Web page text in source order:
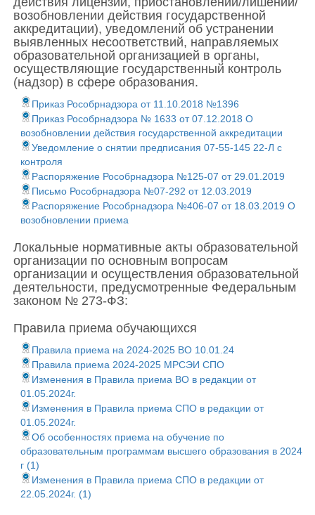
возобновлении действия государственной
аккредитации), уведомлений об устранении
выявленных несоответствий, направляемых
образовательной организацией в органы,
осуществляющие государственный контроль
(надзор) в сфере образования.
Приказ Рособрнадзора от 11.10.2018 №1396
Приказ Рособрнадзора № 1633 от 07.12.2018 О
возобновлении действия государственной аккредитации
Уведомление о снятии предписания 07-55-145 22-Л с
контроля
Распоряжение Рособрнадзора №125-07 от 29.01.2019
Письмо Рособрнадзора №07-292 от 12.03.2019
Распоряжение Рособрнадзора №406-07 от 18.03.2019 О
возобновлении приема
Локальные нормативные акты образовательной
организации по основным вопросам
организации и осуществления образовательной
деятельности, предусмотренные Федеральным
законом № 273-ФЗ:
Правила приема обучающихся
Правила приема на 2024-2025 ВО 10.01.24
Правила приема 2024-2025 МРСЭИ СПО
Изменения в Правила приема ВО в редакции от
01.05.2024г.
Изменения в Правила приема СПО в редакции от
01.05.2024г.
Об особенностях приема на обучение по
образовательным программам высшего образования в 2024
г (1)
Изменения в Правила приема СПО в редакции от
22.05.2024г. (1)